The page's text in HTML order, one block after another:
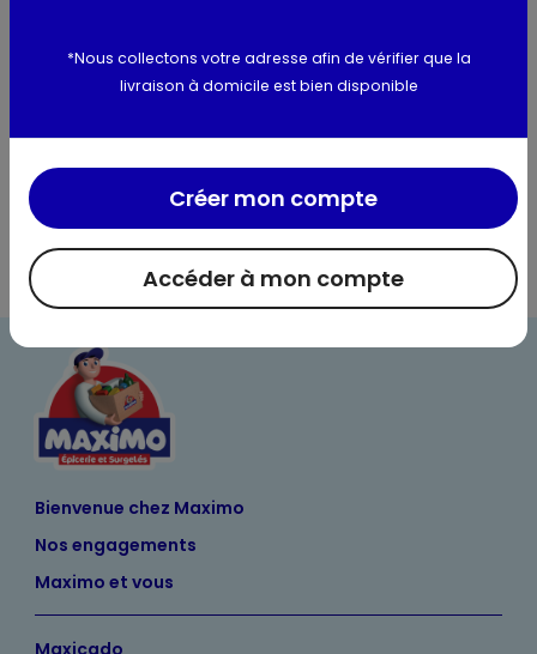
Utilisation et conservation
Informations complémentaires
Bienvenue chez Maximo
Nos engagements
Maximo et vous
Maxicado
*Nous collectons votre adresse afin de vérifier que la
livraison à domicile est bien disponible
Accéder à mon compte
Créer mon compte